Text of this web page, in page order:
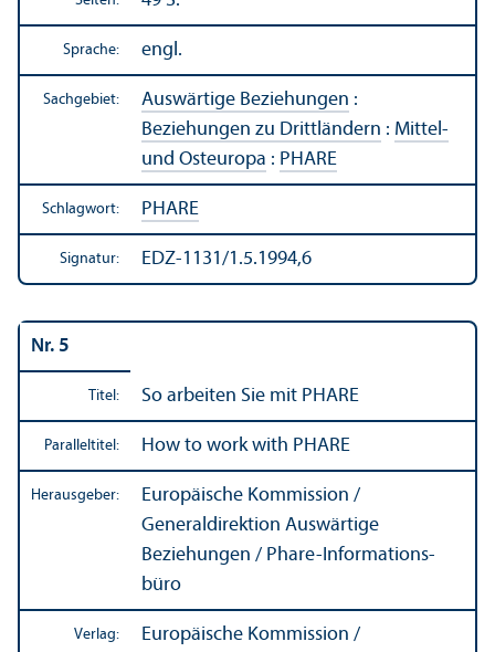
Sprache: engl.
Sachgebiet: Auswärtige Beziehungen :
Beziehungen zu Drittländern : Mittel-
und Osteuropa : PHARE
Schlagwort: PHARE
Signatur: EDZ-1131/1.5.1994,6
Nr. 5
Titel: So arbeiten Sie mit PHARE
Paralleltitel: How to work with PHARE
Herausgeber:
Europäische Kommission /
Generaldirektion Auswärtige
Beziehungen / Phare-Informations­
büro
Verlag:
Europäische Kommission /